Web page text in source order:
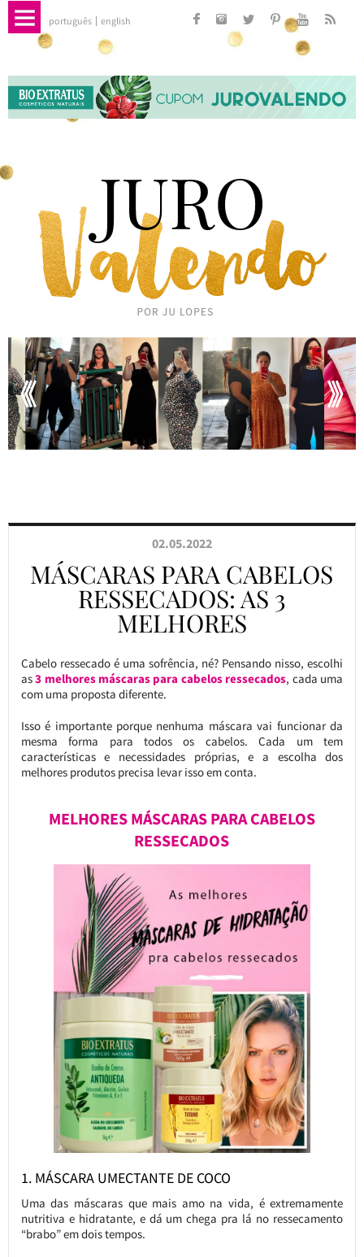
português english
02.05.2022
MÁSCARAS PARA CABELOS
RESSECADOS: AS 3
MELHORES
Cabelo ressecado é uma sofrência, né? Pensando nisso, escolhi
as3 melhores máscaras para cabelos ressecados, cada uma
com uma proposta diferente.
Isso é importante porque nenhuma máscara vai funcionar da
mesma forma para todos os cabelos. Cada um tem
características e necessidades próprias, e a escolha dos
melhores produtos precisa levar isso em conta.
MELHORES MÁSCARAS PARA CABELOS
RESSECADOS
1. MÁSCARA UMECTANTE DE COCO
Uma das máscaras que mais amo na vida, é extremamente
nutritiva e hidratante, e dá um chega pra lá no ressecamento
“brabo” em dois tempos.